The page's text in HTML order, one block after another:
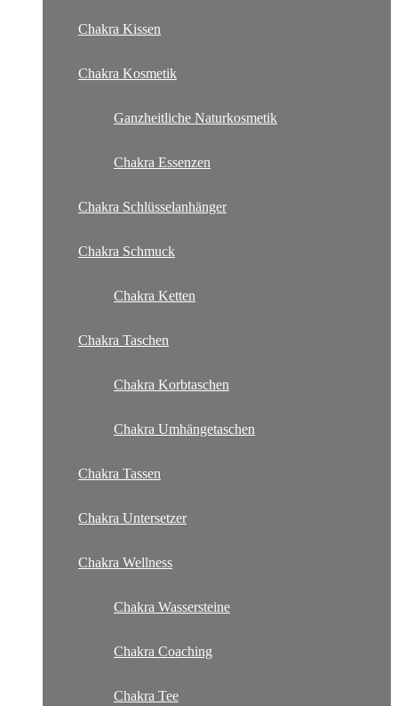
Chakra Kissen
Chakra Kosmetik
Ganzheitliche Naturkosmetik
Chakra Essenzen
Chakra Schlüsselanhänger
Chakra Schmuck
Chakra Ketten
Chakra Taschen
Chakra Korbtaschen
Chakra Umhängetaschen
Chakra Tassen
Chakra Untersetzer
Chakra Wellness
Chakra Wassersteine
Chakra Coaching
Chakra Tee